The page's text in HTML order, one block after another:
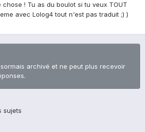
! Tu as du boulot si tu veux TOUT
avec Lolog4 tout n'est pas traduit ;) )
archivé et ne peut plus recevoir
sujets